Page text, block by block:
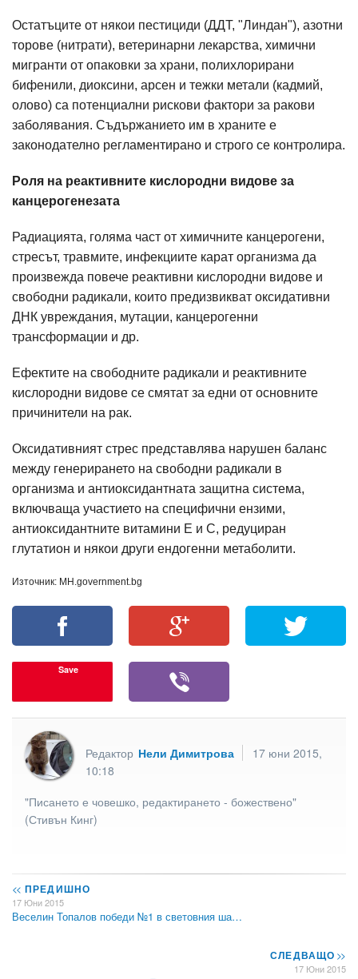
Остатъците от някои пестициди (ДДТ, "Линдан"), азотни
торове (нитрати), ветеринарни лекарства, химични
мигранти от опаковки за храни, полихлорирани
бифенили, диоксини, арсен и тежки метали (кадмий,
олово) са потенциални рискови фактори за ракови
заболявания. Съдържанието им в храните е
законодателно регламентирано и строго се контролира.
Роля на реактивните кислородни видове за
канцерогенезата
Радиацията, голяма част от химичните канцерогени,
стресът, травмите, инфекциите карат организма да
произвежда повече реактивни кислородни видове и
свободни радикали, които предизвикват оксидативни
ДНК увреждания, мутации, канцерогенни
трансформации и др.
Ефектите на свободните радикали и реактивните
кислородни видове се смятат за едни от основните
причинители на рак.
Оксидативният стрес представлява нарушен баланс
между генерирането на свободни радикали в
организма и антиоксидантната защитна система,
включваща участието на специфични ензими,
антиоксидантните витамини Е и С, редуциран
глутатион и някои други ендогенни метаболити.
Източник: MH.government.bg
Save
Редактор Нели Димитрова
17 юни 2015,
10:18
"Писането е човешко, редактирането - божествено"
(Стивън Кинг)
<< ПРЕДИШНО
17 Юни 2015
Веселин Топалов победи №1 в световния ша…
СЛЕДВАЩО>>
17 Юни 2015